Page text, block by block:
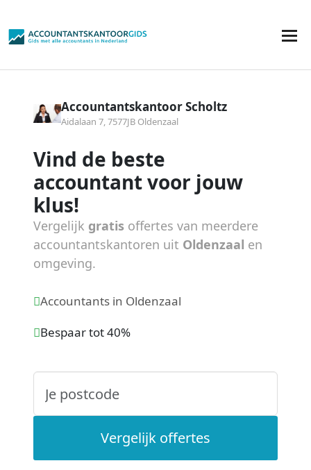
Accountantskantoor Scholtz
Aidalaan 7, 7577JB Oldenzaal
Vind de beste
accountant voor jouw
klus!
Vergelijk gratis offertes van meerdere
accountantskantoren uit Oldenzaal en
omgeving.
Accountants in Oldenzaal
Bespaar tot 40%
Vergelijk offertes